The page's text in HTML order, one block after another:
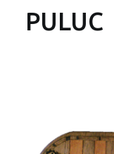
ACTUALITÉS
CONTACT
PULUC